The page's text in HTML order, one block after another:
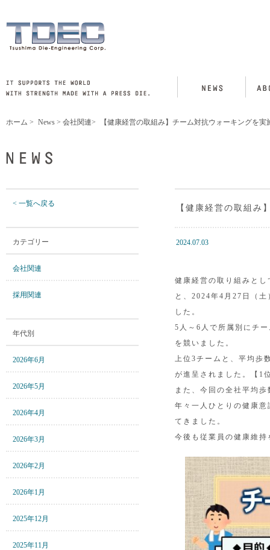
ホーム > News > 会社関連> 【健康経営の取組み】チーム対抗ウォーキングを実
< 一覧へ戻る
カテゴリー
会社関連
採用関連
年代別
2026年6月
2026年5月
2026年4月
2026年3月
2026年2月
2026年1月
2025年12月
2025年11月
【健康経営の取組み
2024.07.03
健康経営の取り組みと
と、2024年4月27日（
した。
5人～6人で所属別にチ
を競いました。
上位3チームと、平均歩
が進呈されました。【1
また、今回の全社平均
年々一人ひとりの健康
てきました。
今後も従業員の健康維